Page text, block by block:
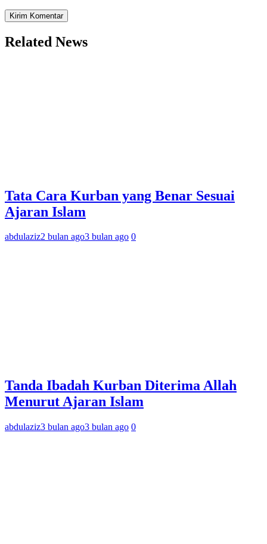
Related News
Tata Cara Kurban yang Benar Sesuai
Ajaran Islam
abdulaziz2 bulan ago3 bulan ago 0
Tanda Ibadah Kurban Diterima Allah
Menurut Ajaran Islam
abdulaziz3 bulan ago3 bulan ago 0